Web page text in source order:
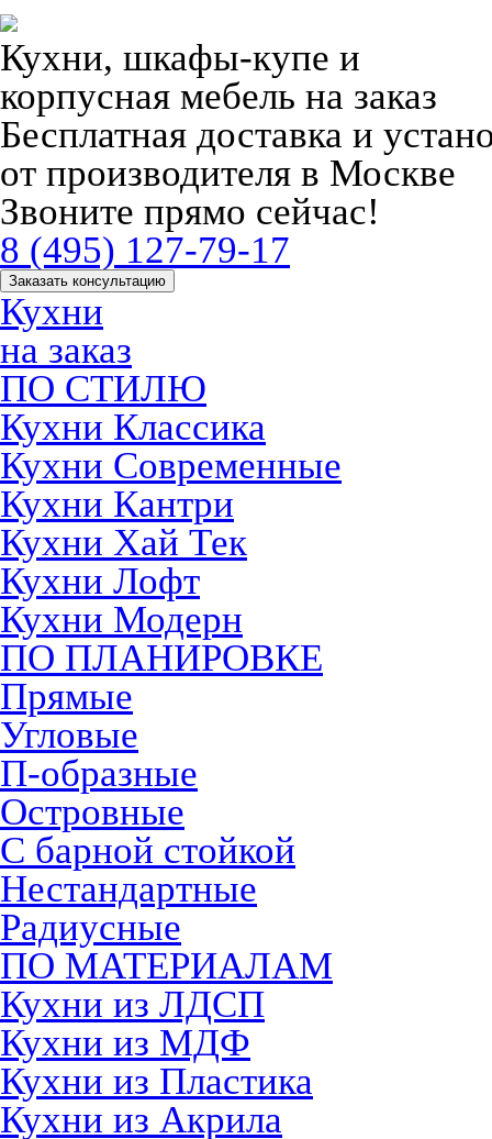
Кухни, шкафы-купе и
корпусная мебель на заказ
Бесплатная доставка и
от производителя в Москве
Звоните прямо сейчас!
8 (495) 127-79-17
Заказать консультацию
Кухни
на заказ
ПО СТИЛЮ
Кухни Классика
Кухни Современные
Кухни Кантри
Кухни Хай Тек
Кухни Лофт
Кухни Модерн
ПО ПЛАНИРОВКЕ
Прямые
Угловые
П-образные
Островные
С барной стойкой
Нестандартные
Радиусные
ПО МАТЕРИАЛАМ
Кухни из ЛДСП
Кухни из МДФ
Кухни из Пластика
Кухни из Акрила